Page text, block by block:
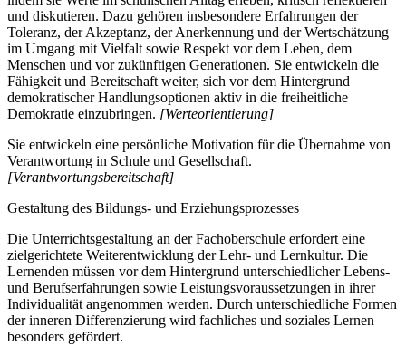
und diskutieren. Dazu gehören insbesondere Erfahrungen der
Toleranz, der Akzeptanz, der Anerkennung und der Wertschätzung
im Umgang mit Vielfalt sowie Respekt vor dem Leben, dem
Menschen und vor zukünftigen Generationen. Sie entwickeln die
Fähigkeit und Bereitschaft weiter, sich vor dem Hintergrund
demokratischer Handlungsoptionen aktiv in die freiheitliche
Demokratie einzubringen. [Werteorientierung]
Sie entwickeln eine persönliche Motivation für die Übernahme von
Verantwortung in Schule und Gesellschaft.
[Verantwortungsbereitschaft]
Gestaltung des Bildungs- und Erziehungsprozesses
Die Unterrichtsgestaltung an der Fachoberschule erfordert eine
zielgerichtete Weiterentwicklung der Lehr- und Lernkultur. Die
Lernenden müssen vor dem Hintergrund unterschiedlicher Lebens-
und Berufserfahrungen sowie Leistungsvoraussetzungen in ihrer
Individualität angenommen werden. Durch unterschiedliche Formen
der inneren Differenzierung wird fachliches und soziales Lernen
besonders gefördert.